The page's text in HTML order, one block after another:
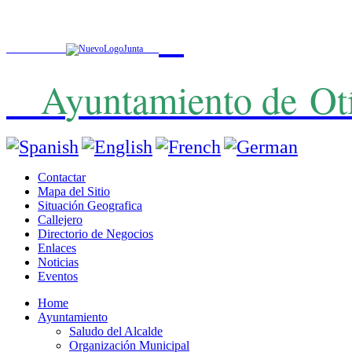
Ayuntamiento de
Contactar
Mapa del Sitio
Situación Geografica
Callejero
Directorio de Negocios
Enlaces
Noticias
Eventos
Home
Ayuntamiento
Saludo del Alcalde
Organización Municipal